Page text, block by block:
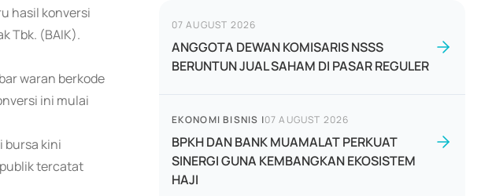
hasil konversi
Tbk. (BAIK).
waran berkode
ini mulai
bursa kini
publik tercatat
07 AUGUST 2026
ANGGOTA DEWAN KOMISARIS NSSS
BERUNTUN JUAL SAHAM DI PASAR REGULER
EKONOMI BISNIS |07 AUGUST 2026
BPKH DAN BANK MUAMALAT PERKUAT
SINERGI GUNA KEMBANGKAN EKOSISTEM
HAJI